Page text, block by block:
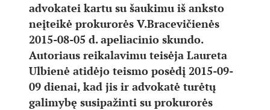
advokatei kartu su šaukimu iš anksto
neįteikė prokurorės V.Bracevičienės
2015-08-05 d. apeliacinio skundo.
Autoriaus reikalavimu teisėja Laureta
Ulbienė atidėjo teismo posėdį 2015-09-
09 dienai, kad jis ir advokatė turėtų
galimybę susipažinti su prokurorės